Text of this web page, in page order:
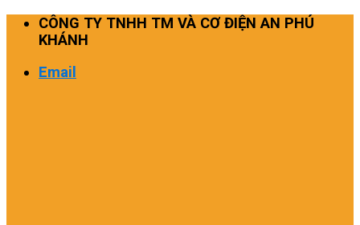
Skip
CÔNG TY TNHH TM VÀ CƠ ĐIỆN AN PHÚ
KHÁNH
Email